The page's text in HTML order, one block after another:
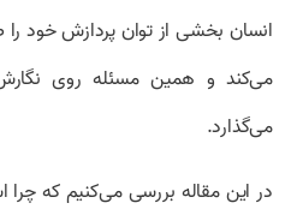
انسان بخشی از توان پردازش خود
می‌کند و همین مسئله روی
می‌گذارد.
در این مقاله بررسی می‌کنیم که